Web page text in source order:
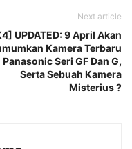
Next article
UPDATED: 9 April Akan
Kamera Terbaru
Panasonic Seri GF Dan G,
Serta Sebuah Kamera
Misterius ?